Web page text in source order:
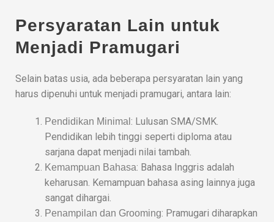
Persyaratan Lain untuk
Menjadi Pramugari
Selain batas usia, ada beberapa persyaratan lain yang
harus dipenuhi untuk menjadi pramugari, antara lain:
Pendidikan Minimal : Lulusan SMA/SMK.
Pendidikan lebih tinggi seperti diploma atau
sarjana dapat menjadi nilai tambah.
Kemampuan Bahasa: Bahasa Inggris adalah
keharusan. Kemampuan bahasa asing lainnya juga
sangat dihargai.
Penampilan dan Grooming: Pramugari diharapkan